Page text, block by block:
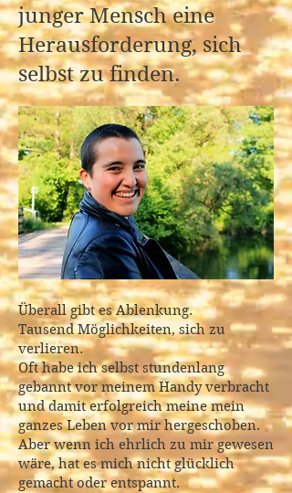
junger Mensch eine
Herausforderung, sich
selbst zu finden.
​Überall gibt es Ablenkung.
Tausend Möglichkeiten, sich zu
verlieren.
Oft habe ich selbst stundenlang
gebannt vor meinem Handy verbracht
und damit erfolgreich meine mein
ganzes Leben vor mir hergeschoben.
Aber wenn ich ehrlich zu mir gewesen
wäre, hat es mich nicht glücklich
gemacht oder entspannt.